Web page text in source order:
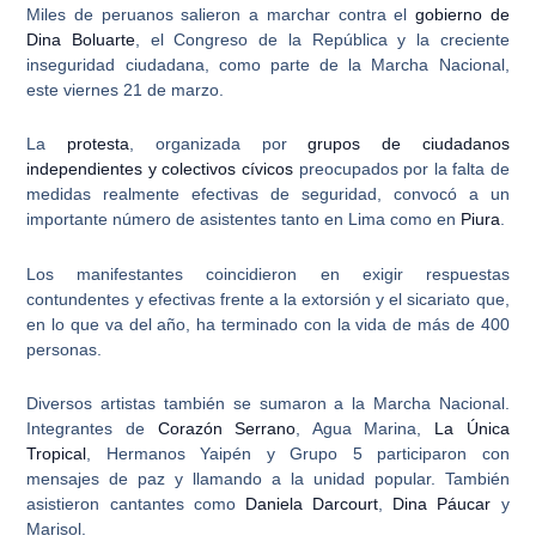
Miles de peruanos salieron a marchar contra el gobierno de
Dina Boluarte , el Congreso de la República y la creciente
inseguridad ciudadana, como parte de la Marcha Nacional,
este viernes 21 de marzo.
La protesta , organizada porgrupos de ciudadanos
independientes y colectivos cívicospreocupados por la falta de
medidas realmente efectivas de seguridad, convocó a un
importante número de asistentes tanto en Lima como en Piura
Los manifestantes coincidieron en exigir respuestas
contundentes y efectivas frente a la extorsión y el sicariato que,
en lo que va del año, ha terminado con la vida de más de 400
personas.
Diversos artistas también se sumaron a la Marcha Nacional.
Integrantes de Corazón Serrano , Agua Marina, La Única
Tropical , Hermanos Yaipén y Grupo 5participaron con
mensajes de paz y llamando a la unidad popular. También
asistieron cantantes como Daniela Darcourt Dina Páucar y
Marisol.